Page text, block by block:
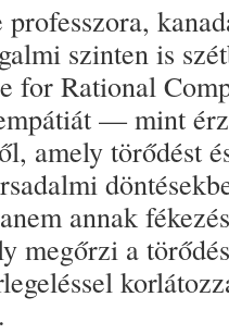
szinten is
for Rational
— mint
amely törődést
annak
megőrzi a